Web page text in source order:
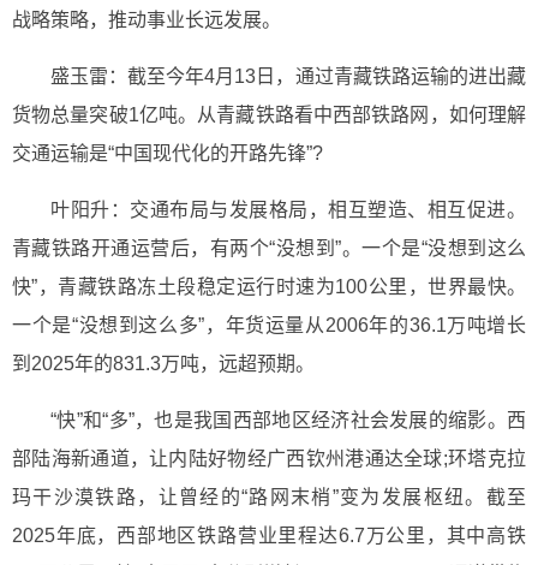
战略策略，推动事业长远发展。
盛玉雷：截至今年4月13日，通过青藏铁路运输的进出藏
货物总量突破1亿吨。从青藏铁路看中西部铁路网，如何理解
交通运输是“中国现代化的开路先锋”?
叶阳升：交通布局与发展格局，相互塑造、相互促进。
青藏铁路开通运营后，有两个“没想到”。一个是“没想到这么
快”，青藏铁路冻土段稳定运行时速为100公里，世界最快。
一个是“没想到这么多”，年货运量从2006年的36.1万吨增长
到2025年的831.3万吨，远超预期。
“快”和“多”，也是我国西部地区经济社会发展的缩影。西
部陆海新通道，让内陆好物经广西钦州港通达全球;环塔克拉
玛干沙漠铁路，让曾经的“路网末梢”变为发展枢纽。截至
2025年底，西部地区铁路营业里程达6.7万公里，其中高铁